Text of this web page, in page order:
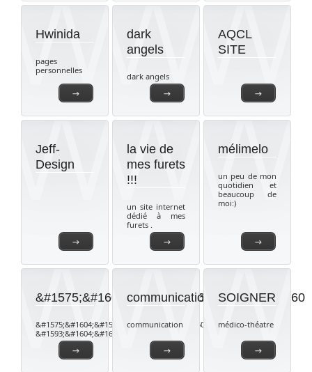
→
Hwinida
pages
personnelles
→
dark
angels
dark angels
→
AQCL
SITE
→
Jeff-
Design
→
la vie de
mes furets
!!!
un site internet
dédié à mes
furets .
→
mélimelo
un peu de mon
quotidien et
beaucoup de
moi:)
→
&#1575;&#1604;&#1587;&#1604;&#1575;&#160
&#1575;&#1604;&#1587;&#1604;&#1575;&#1605;
&#1593;&#1604;&#1610;&#1603;&#1605;
→
communication
communication
→
SOIGNER
médico-théatre